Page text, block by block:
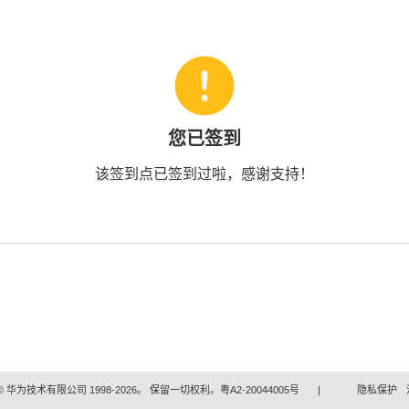
您已签到
该签到点已签到过啦，感谢支持！
华为技术有限公司 1998-2026。 保留一切权利。粤A2-20044005号 | 隐私保护